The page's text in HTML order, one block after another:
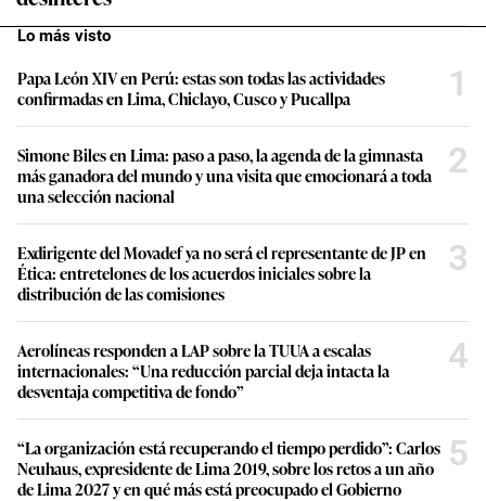
Lo más visto
Papa León XIV en Perú: estas son todas las actividades
confirmadas en Lima, Chiclayo, Cusco y Pucallpa
1
Simone Biles en Lima: paso a paso, la agenda de la gimnasta
más ganadora del mundo y una visita que emocionará a toda
una selección nacional
2
Exdirigente del Movadef ya no será el representante de JP en
Ética: entretelones de los acuerdos iniciales sobre la
distribución de las comisiones
3
Aerolíneas responden a LAP sobre la TUUA a escalas
internacionales: “Una reducción parcial deja intacta la
desventaja competitiva de fondo”
4
“La organización está recuperando el tiempo perdido”: Carlos
Neuhaus, expresidente de Lima 2019, sobre los retos a un año
de Lima 2027 y en qué más está preocupado el Gobierno
5